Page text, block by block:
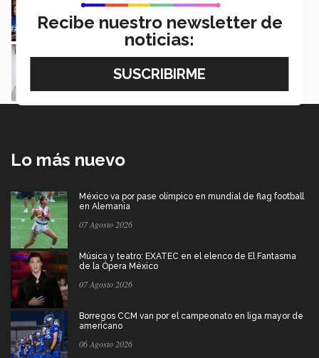
Beca del Tec le permite diseñar un mejor
futuro
Karla Pérez
Lo más nuevo
México va por pase olímpico en mundial de flag football
en Alemania
07 Agosto 2026
Música y teatro: EXATEC en el elenco de El Fantasma
de la Ópera México
07 Agosto 2026
Borregos CCM van por el campeonato en liga mayor de
americano
06 Agosto 2026
Recibe nuestro newsletter de
noticias: